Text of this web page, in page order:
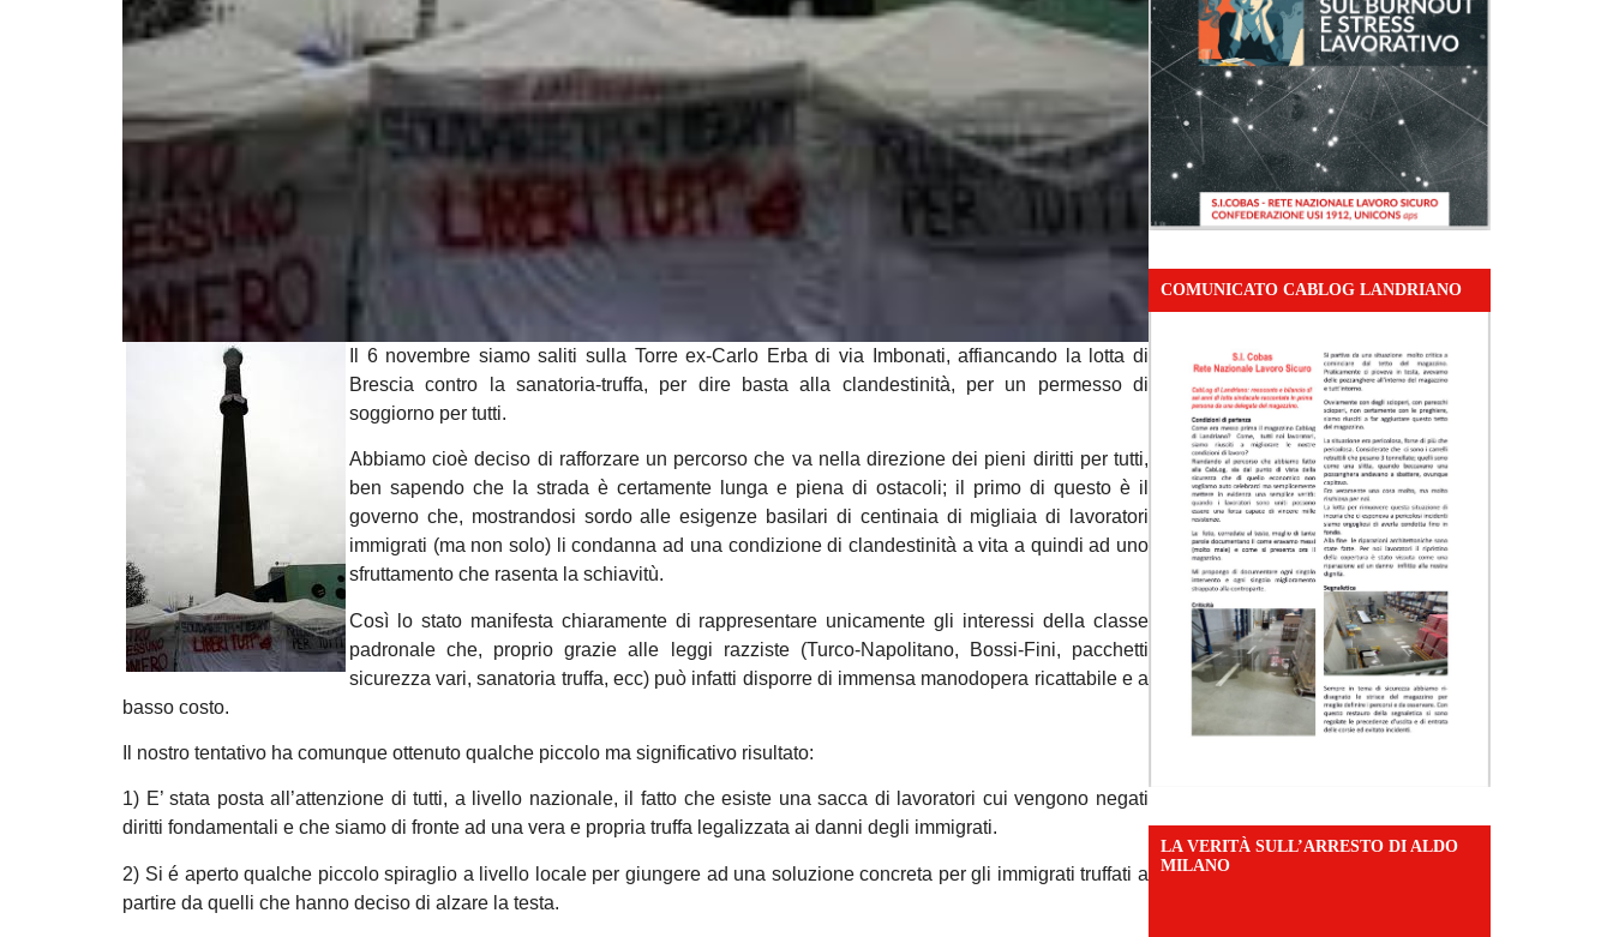
Il 6 novembre siamo saliti sulla Torre ex-Carlo Erba di via Imbonati, affiancando la lotta di
Brescia contro la sanatoria-truffa, per dire basta alla clandestinità, per un permesso di
soggiorno per tutti.
Abbiamo cioè deciso di rafforzare un percorso che va nella direzione dei pieni diritti per tutti,
ben sapendo che la strada è certamente lunga e piena di ostacoli; il primo di questo è il
governo che, mostrandosi sordo alle esigenze basilari di centinaia di migliaia di lavoratori
immigrati (ma non solo) li condanna ad una condizione di clandestinità a vita a quindi ad uno
sfruttamento che rasenta la schiavitù.
Così lo stato manifesta chiaramente di rappresentare unicamente gli interessi della classe
padronale che, proprio grazie alle leggi razziste (Turco-Napolitano, Bossi-Fini, pacchetti
sicurezza vari, sanatoria truffa, ecc) può infatti disporre di immensa manodopera ricattabile e a
basso costo.
Il nostro tentativo ha comunque ottenuto qualche piccolo ma significativo risultato:
1) E’ stata posta all’attenzione di tutti, a livello nazionale, il fatto che esiste una sacca di lavoratori cui vengono negati
diritti fondamentali e che siamo di fronte ad una vera e propria truffa legalizzata ai danni degli immigrati.
2) Si é aperto qualche piccolo spiraglio a livello locale per giungere ad una soluzione concreta per gli immigrati truffati a
partire da quelli che hanno deciso di alzare la testa.
COMUNICATO CABLOG LANDRIANO
LA VERITÀ SULL’ARRESTO DI ALDO
MILANO